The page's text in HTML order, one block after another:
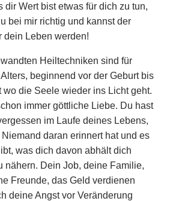
dir Wert bist etwas für dich zu tun,
bei mir richtig und kannst der
dein Leben werden!
Heiltechniken sind für
beginnend vor der Geburt bis
wo die Seele wieder ins Licht geht.
immer göttliche Liebe. Du hast
im Laufe deines Lebens,
daran erinnert hat und es
was dich davon abhält dich
nähern. Dein Job, deine Familie,
Freunde, das Geld verdienen
deine Angst vor Veränderung